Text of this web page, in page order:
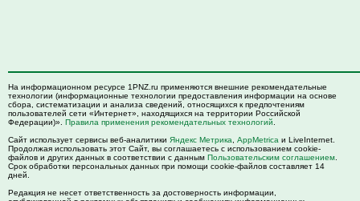
На информационном ресурсе 1PNZ.ru применяются внешние рекомендательные
технологии (информационные технологии предоставления информации на основе
сбора, систематизации и анализа сведений, относящихся к предпочтениям
пользователей сети «Интернет», находящихся на территории Российской
Федерации)». Правила применения рекомендательных технологий
Сайт использует сервисы веб-аналитики Яндекс Метрика AppMetrica и LiveInternet.
Продолжая использовать этот Сайт, вы соглашаетесь с использованием cookie-
файлов и других данных в соответствии с данным Пользовательским соглашением
Срок обработки персональных данных при помощи cookie-файлов составляет 14
дней.
Редакция не несет ответственность за достоверность информации,